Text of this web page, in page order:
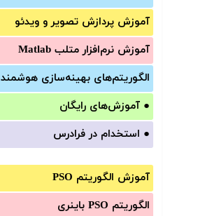
آموزش‌ پردازش تصویر و ویدئو
آموزش‌ نرم‌افزار متلب Matlab
الگوریتم‌های بهینه‌سازی هوشمند
● آموزش‌های رایگان
● استخدام در فرادرس
آموزش الگوریتم PSO
الگوریتم PSO باینری